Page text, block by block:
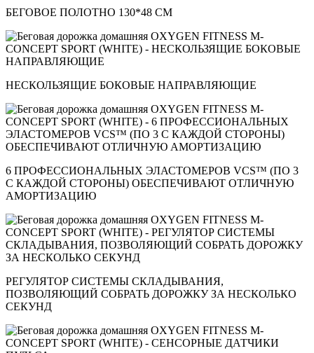
БЕГОВОЕ ПОЛОТНО 130*48 СМ
НЕСКОЛЬЗЯЩИЕ БОКОВЫЕ НАПРАВЛЯЮЩИЕ
6 ПРОФЕССИОНАЛЬНЫХ ЭЛАСТОМЕРОВ VCS™ (ПО 3
С КАЖДОЙ СТОРОНЫ) ОБЕСПЕЧИВАЮТ ОТЛИЧНУЮ
АМОРТИЗАЦИЮ
РЕГУЛЯТОР СИСТЕМЫ СКЛАДЫВАНИЯ,
ПОЗВОЛЯЮЩИЙ СОБРАТЬ ДОРОЖКУ ЗА НЕСКОЛЬКО
СЕКУНД